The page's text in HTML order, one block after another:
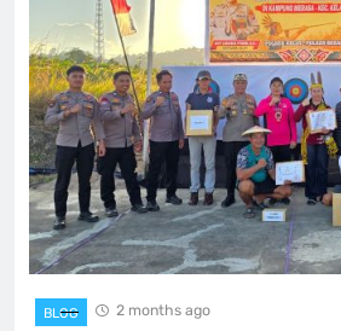
BLOG 2 months ago